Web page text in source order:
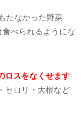
たなかった野菜
食べられるようにな
ロスをなくせます
セロリ・大根など